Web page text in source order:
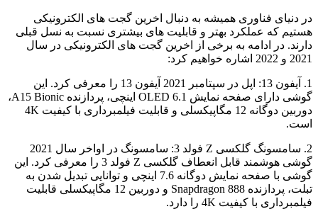
در دنیای فناوری همیشه به دنبال اخرین گجت های الکترونیکی
هستیم که عملکرد بهتر و قابلیت های بیشتری نسبت به نسل قبلی
دارند. در ادامه به برخی از اخرین گجت های الکترونیکی در سال
2021 و 2022 اشاره خواهیم کرد:
1. آیفون 13: اپل در سپتامبر 2021 آیفون 13 را معرفی کرد. این
گوشی دارای صفحه نمایش OLED 6.1 اینچی، پردازنده A15 Bionic،
دوربین دوگانه 12 مگاپیکسلی و قابلیت فیلمبرداری با کیفیت 4K
است.
2. سامسونگ گلکسی Z فولد 3: سامسونگ در اواخر سال 2021
گوشی هوشمند قابل انعطاف گلکسی Z فولد 3 را معرفی کرد. این
گوشی با صفحه نمایش دوگانه 7.6 اینچی و توانایی تبدیل شدن به
تبلت، پردازنده Snapdragon 888 و دوربین 12 مگاپیکسلی قابلیت
فیلمبرداری با کیفیت 4K را دارد.